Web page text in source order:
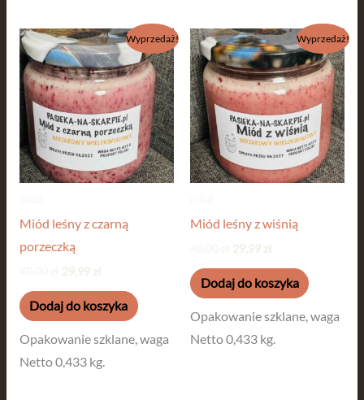
Wyprzedaż!
Miód leśny z czarną
porzeczką
Pierwotna
cena
wynosiła:
40,00 zł.
Aktualna
cena
wynosi:
29,99 zł.
Dodaj do koszyka
Opakowanie szklane, waga
Netto 0,433 kg.
Wyprzedaż!
Miód leśny z wiśnią
Pierwotna
cena
wynosiła:
40,00 zł.
Aktualna
cena
wynosi:
29,99 zł.
Dodaj do koszyka
Opakowanie szklane, waga
Netto 0,433 kg.